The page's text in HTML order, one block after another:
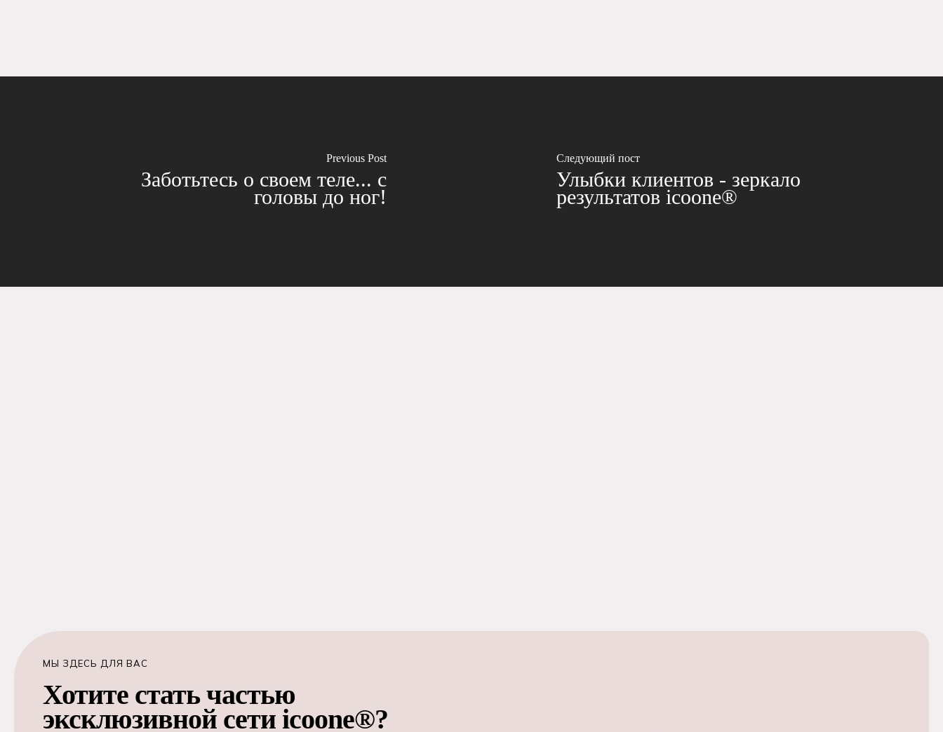
Previous Post
Заботьтесь о своем теле... с
головы до ног!
Следующий пост
Улыбки клиентов - зеркало
результатов icoone®
МЫ ЗДЕСЬ ДЛЯ ВАС
Хотите стать частью
эксклюзивной сети icoone®?